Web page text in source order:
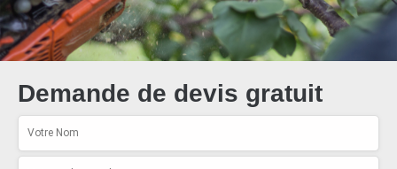
Demande de devis gratuit